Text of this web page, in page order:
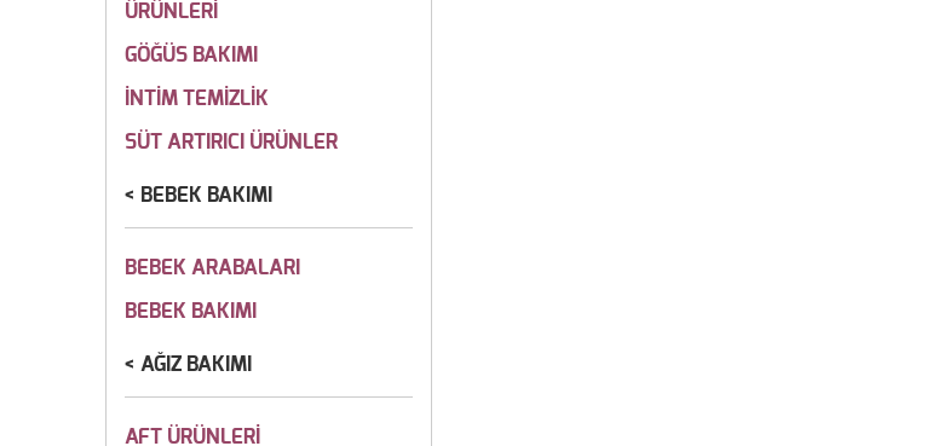
ÜRÜNLERİ
GÖĞÜS BAKIMI
İNTİM TEMİZLİK
SÜT ARTIRICI ÜRÜNLER
BEBEK BAKIMI
BEBEK ARABALARI
BEBEK BAKIMI
AĞIZ BAKIMI
AFT ÜRÜNLERİ